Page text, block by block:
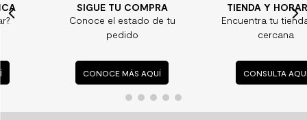
SIGUE TU COMPRA
Conoce el estado de tu
CONOCE MÁS AQUÍ
TIENDA Y HORARIOS
Encuentra tu tienda más
CONSULTA AQUÍ